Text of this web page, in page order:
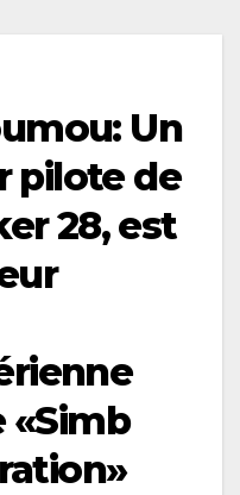
Un
pilote de
28, est
«Simb